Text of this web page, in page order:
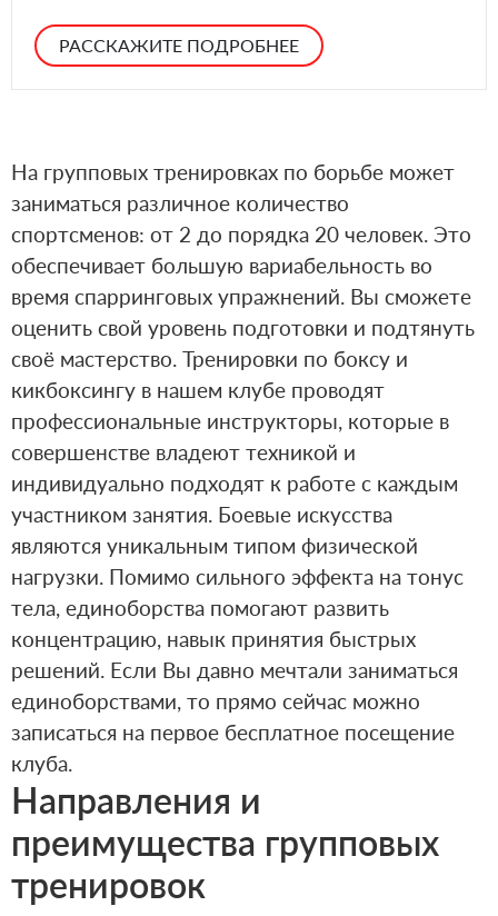
РАССКАЖИТЕ ПОДРОБНЕЕ
На групповых тренировках по борьбе может
заниматься различное количество
спортсменов: от 2 до порядка 20 человек. Это
обеспечивает большую вариабельность во
время спарринговых упражнений. Вы сможете
оценить свой уровень подготовки и подтянуть
своё мастерство. Тренировки по боксу и
кикбоксингу в нашем клубе проводят
профессиональные инструкторы, которые в
совершенстве владеют техникой и
индивидуально подходят к работе с каждым
участником занятия. Боевые искусства
являются уникальным типом физической
нагрузки. Помимо сильного эффекта на тонус
тела, единоборства помогают развить
концентрацию, навык принятия быстрых
решений. Если Вы давно мечтали заниматься
единоборствами, то прямо сейчас можно
записаться на первое бесплатное посещение
клуба.
Направления и
преимущества групповых
тренировок